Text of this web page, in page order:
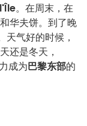
。在周末，在
华夫饼。到了晚
天气好的时候，
还是冬天，
成为巴黎东部的